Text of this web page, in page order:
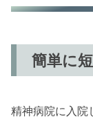
簡単に
精神病院に入院